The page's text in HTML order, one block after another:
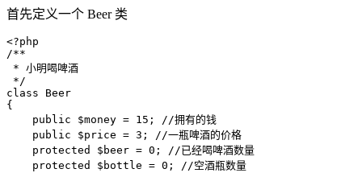
首先定义一个 Beer 类
<?php
/**
* 小明喝啤酒
*/
class Beer
{
public $money = 15; //拥有的钱
public $price = 3; //一瓶啤酒的价格
protected $beer = 0; //已经喝啤酒数量
protected $bottle = 0; //空酒瓶数量